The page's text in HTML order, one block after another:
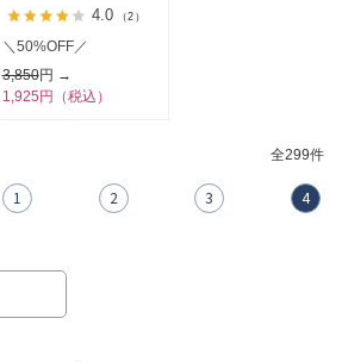
4.0 （2）
＼50%OFF／
3,850円 →
1,925円（税込）
全299件
1 2 3 4